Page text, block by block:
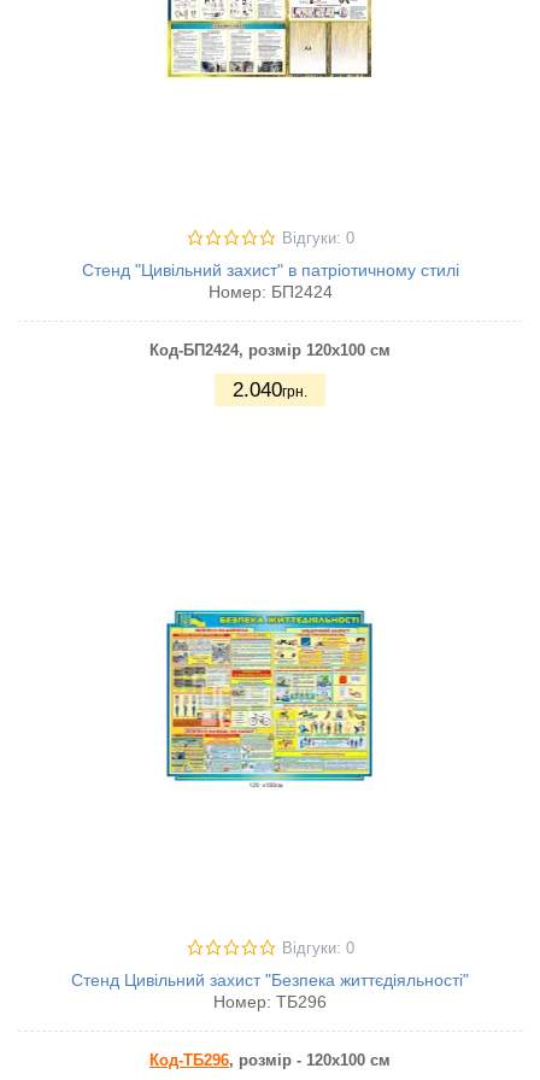
Відгуки: 0
Стенд "Цивільний захист" в патріотичному стилі
Номер: БП2424
Код-БП2424, розмір 120х100 см
2.040грн.
Відгуки: 0
Стенд Цивільний захист "Безпека життєдіяльності"
Номер: ТБ296
Код-ТБ296, розмір - 120х100 см